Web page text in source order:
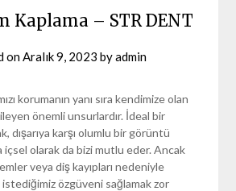
Kaplama – STR DENT
on Aralık 9, 2023 byadmin
korumanın yanı sıra kendimize olan
önemli unsurlardır. İdeal bir
dışarıya karşı olumlu bir görüntü
içsel olarak da bizi mutlu eder. Ancak
veya diş kayıpları nedeniyle
özgüveni sağlamak zor